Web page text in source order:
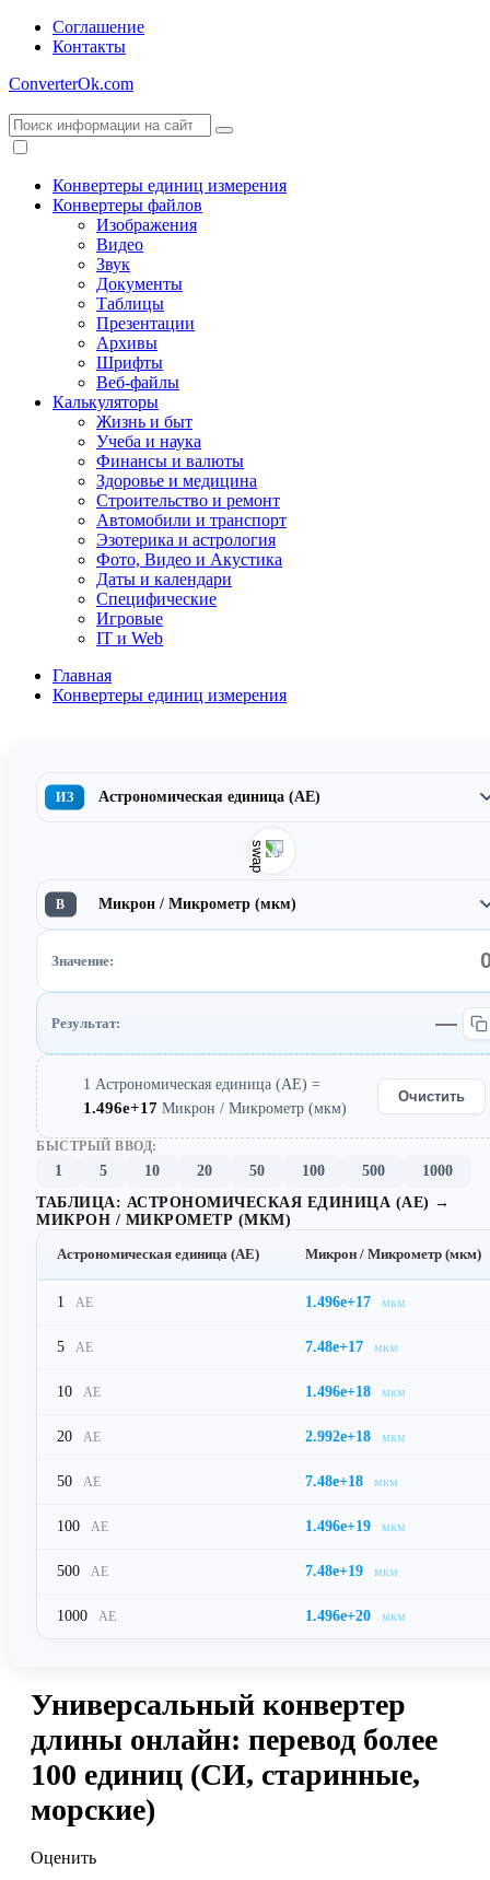
Соглашение
Контакты
ConverterOk.com
Конвертеры единиц измерения
Конвертеры файлов
Изображения
Видео
Звук
Документы
Таблицы
Презентации
Архивы
Шрифты
Веб-файлы
Калькуляторы
Жизнь и быт
Учеба и наука
Финансы и валюты
Здоровье и медицина
Строительство и ремонт
Автомобили и транспорт
Эзотерика и астрология
Фото, Видео и Акустика
Даты и календари
Специфические
Игровые
IT и Web
Главная
Конвертеры единиц измерения
ИЗ Астрономическая единица (АЕ)
В Микрон / Микрометр (мкм)
Значение:
Результат:
1 Астрономическая единица (АЕ) =
1.496e+17 Микрон / Микрометр (мкм)
Очистить
БЫСТРЫЙ ВВОД:
1 5 10 20 50 100 500
1000
ТАБЛИЦА: АСТРОНОМИЧЕСКАЯ ЕДИНИЦА (АЕ) →
МИКРОН / МИКРОМЕТР (МКМ)
Астрономическая единица (АЕ) Микрон / Микрометр (мкм)
1 АЕ 1.496e+17 мкм
5 АЕ 7.48e+17 мкм
10 АЕ 1.496e+18 мкм
20 АЕ 2.992e+18 мкм
50 АЕ 7.48e+18 мкм
100 АЕ 1.496e+19 мкм
500 АЕ 7.48e+19 мкм
1000 АЕ 1.496e+20 мкм
Универсальный конвертер
длины онлайн: перевод более
100 единиц (СИ, старинные,
морские)
Оценить